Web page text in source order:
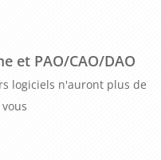
et PAO/CAO/DAO
logiciels n'auront plus de